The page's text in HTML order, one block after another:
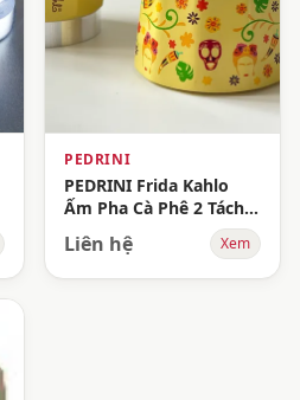
PEDRINI
PEDRINI Frida Kahlo
Ấm Pha Cà Phê 2 Tách -
Vàng
Liên hệ Xem